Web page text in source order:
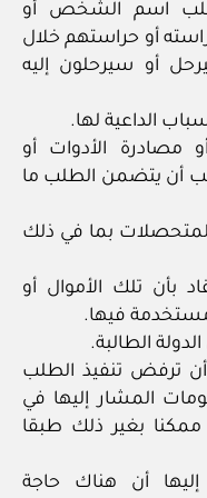
اسم الشخص أو
أو حراستهم خلال
أو سيرحلون إليه
الداعية لها.
الأدوات أو
أن يتضمن الطلب ما
بما في ذلك
بأن تلك الأموال أو
فيها.
الطالبة.
أن ترفض تنفيذ الطلب
المشار إليها في
ممكنا بغير ذلك طبقا
إليها أن هناك حاجة